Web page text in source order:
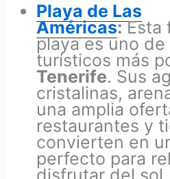
Playa de Las
Américas:Esta
playa es uno
turísticos más
Tenerife. Sus
cristalinas,
una amplia
restaurantes y
convierten en
perfecto para